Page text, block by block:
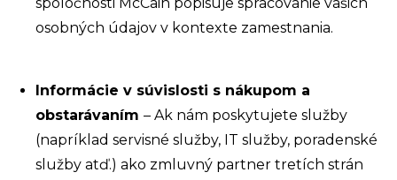
osobných údajov v kontexte zamestnania.
Informácie v súvislosti s nákupom a
obstarávaním – Ak nám poskytujete služby
(napríklad servisné služby, IT služby, poradenské
služby atď.) ako zmluvný partner tretích strán